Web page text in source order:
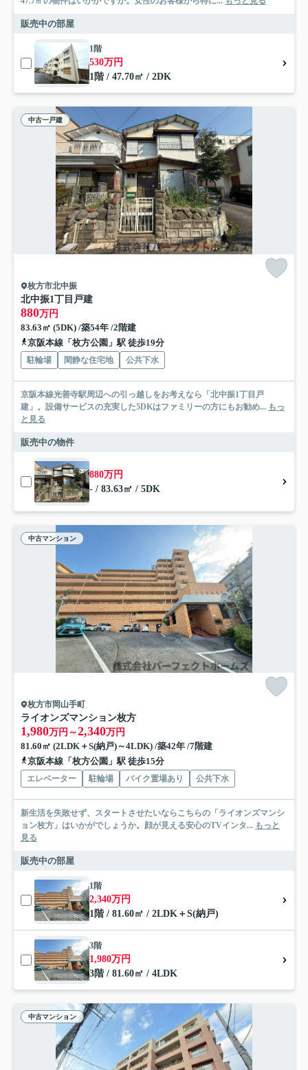
販売中の部屋
1階
530万円
1階 / 47.70㎡ / 2DK
中古一戸建
枚方市北中振
北中振1丁目戸建
880万円
83.63㎡ (5DK) /築54年 /2階建
京阪本線「枚方公園」駅 徒歩19分
駐輪場 閑静な住宅地 公共下水
京阪本線光善寺駅周辺への引っ越しをお考えなら「北中振1丁目戸
建」。設備サービスの充実した5DKはファミリーの方にもお勧め... もっ
と見る
販売中の物件
880万円
- / 83.63㎡ / 5DK
中古マンション
枚方市岡山手町
ライオンズマンション枚方
1,980万円～2,340万円
81.60㎡ (2LDK＋S(納戸)～4LDK) /築42年 /7階建
京阪本線「枚方公園」駅 徒歩15分
エレベーター 駐輪場 バイク置場あり 公共下水
新生活を失敗せず、スタートさせたいならこちらの「ライオンズマンシ
ョン枚方」はいかがでしょうか。顔が見える安心のTVインタ... もっと
見る
販売中の部屋
1階
2,340万円
1階 / 81.60㎡ / 2LDK＋S(納戸)
3階
1,980万円
3階 / 81.60㎡ / 4LDK
中古マンション